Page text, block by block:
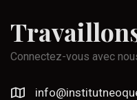
Connectez-vous avec